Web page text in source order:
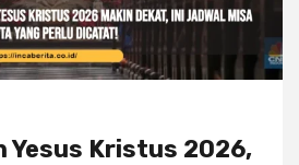
Yesus Kristus 2026,